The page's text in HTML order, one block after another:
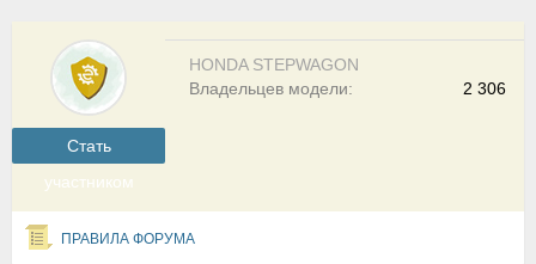
Cтать
участником
HONDA STEPWAGON
2 306
Владельцев модели:
ПРАВИЛА ФОРУМА